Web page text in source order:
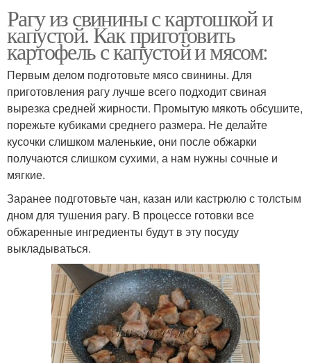
Рагу из свинины с картошкой и
капустой. Как приготовить
картофель с капустой и мясом:
Первым делом подготовьте мясо свинины. Для
приготовления рагу лучше всего подходит свиная
вырезка средней жирности. Промытую мякоть обсушите,
порежьте кубиками среднего размера. Не делайте
кусочки слишком маленькие, они после обжарки
получаются слишком сухими, а нам нужны сочные и
мягкие.
Заранее подготовьте чан, казан или кастрюлю с толстым
дном для тушения рагу. В процессе готовки все
обжаренные ингредиенты будут в эту посуду
выкладываться.